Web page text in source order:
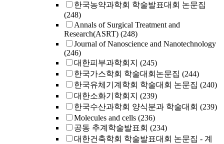
한국농약과학회 학술발표대회 논문집
(248)
Annals of Surgical Treatment and
Research(ASRT) (248)
Journal of Nanoscience and Nanotechnology
(246)
대한피부과학회지 (245)
한국가스학회 학술대회논문집 (244)
한국유체기계학회 학술대회 논문집 (240)
대한소화기학회지 (239)
한국수산과학회 양식분과 학술대회 (239)
Molecules and cells (236)
공동 추계학술발표회 (234)
대한건축학회 학술발표대회 논문집 - 계